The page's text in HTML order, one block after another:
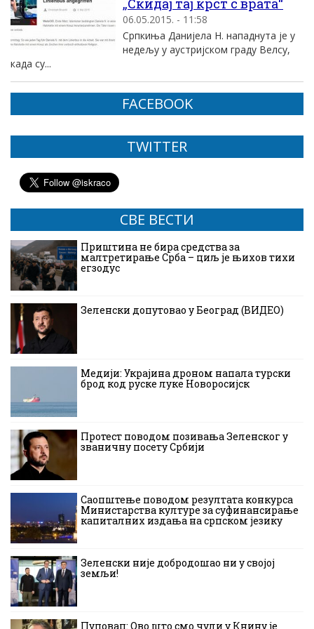
„Скидај тај крст с врата“
06.05.2015. - 11:58
Српкиња Данијела Н. нападнута је у
недељу у аустријском граду Велсу,
када су...
FACEBOOK
TWITTER
СВЕ ВЕСТИ
Приштина не бира средства за
малтретирање Срба – циљ је њихов тихи
егзодус
Зеленски допутовао у Београд (ВИДЕО)
Медији: Украјина дроном напала турски
брод код руске луке Новоросијск
Протест поводом позивања Зеленског у
званичну посету Србији
Саопштење поводом резултата конкурса
Министарства културе за суфинансирање
капиталних издања на српском језику
Зеленски није добродошао ни у својој
земљи!
Пуповац: Ово што смо чули у Книну је